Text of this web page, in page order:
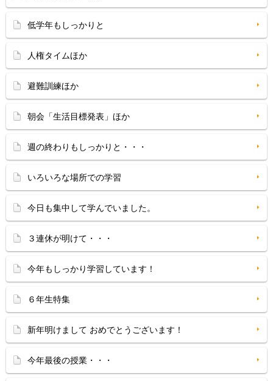
低学年もしっかりと
人権タイムほか
避難訓練ほか
朝会「生活目標発表」ほか
週の終わりもしっかりと・・・
いろいろな場所での学習
今日も集中して学んでいました。
３連休が明けて・・・
今年もしっかり学習しています！
６年生特集
新年明けまして おめでとうございます！
今年最後の授業・・・